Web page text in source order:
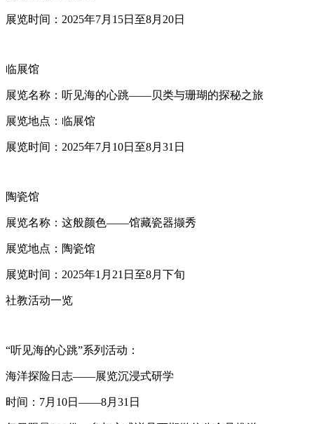
展览时间：2025年7月15日至8月20日
临展馆
展览名称：听见海的心跳——贝类与珊瑚的探秘之旅
展览地点：临展馆
展览时间：2025年7月10日至8月31日
陶瓷馆
展览名称：这般颜色——馆藏瓷器撷秀
展览地点：陶瓷馆
展览时间：2025年1月21日至8月下旬
社教活动一览
“听见海的心跳”系列活动：
海洋探险日志——展览沉浸式研学
时间：7月10日——8月31日